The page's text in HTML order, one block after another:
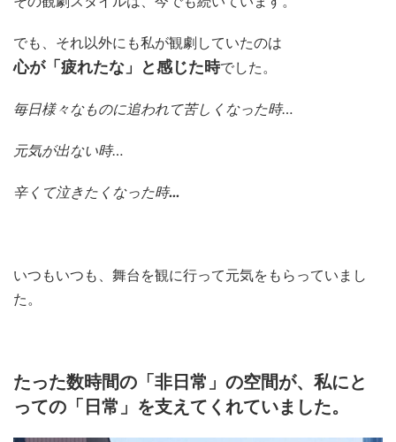
でも、それ以外にも私が観劇していたのは
心が「疲れたな」と感じた時でした。
毎日様々なものに追われて苦しくなった時…
元気が出ない時…
辛くて泣きたくなった時…
いつもいつも、舞台を観に行って元気をもらっていまし
た。
たった数時間の「非日常」の空間が、私にと
っての「日常」を支えてくれていました。